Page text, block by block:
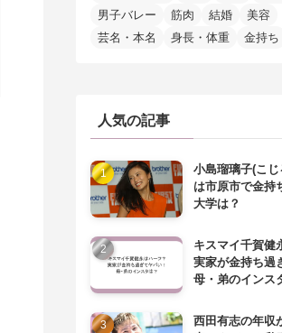
男子バレー
筋肉 結婚
美容
芸名・本名
身長・体重 金持ち
人気の記事
小島瑠璃子(こ
は市原市で金持
大学は？
キスマイ千賀健
実家が金持ち過
母・弟のインス
西田有志の年収